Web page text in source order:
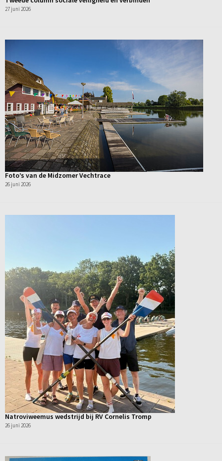
27 juni 2026
Foto’s van de Midzomer Vechtrace
26 juni 2026
Natroviweemus wedstrijd bij RV Cornelis Tromp
26 juni 2026